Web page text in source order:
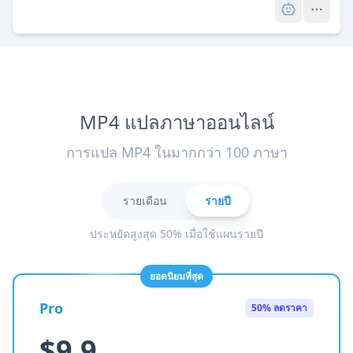
MP4 แปลภาษาออนไลน์
การแปล MP4 ในมากกว่า 100 ภาษา
รายเดือน รายปี
ประหยัดสูงสุด 50% เมื่อใช้แผนรายปี
ยอดนิยมที่สุด
Pro 50% ลดราคา